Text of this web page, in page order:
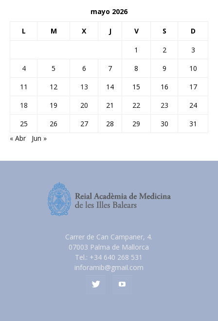
mayo 2026
L M X J V S D
1 2
3
4
5 6 7 8 9
10
11
12 13 14 15 16
17
18
19 20 21 22 23
24
25
26 27 28 29 30
31
« Abr
Jun »
Carrer de Can Campaner, 4.
07003 Palma de Mallorca
Tel.: +34 640 268 531
inforamib@gmail.com